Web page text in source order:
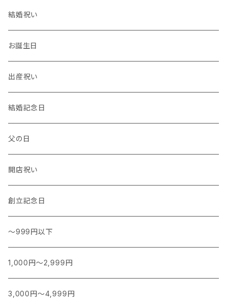
温度計・湿度計
花瓶 / フラワーベース
携帯・スマホアクセサリー
小物
お皿
カトラリー
トレー
キッチンタオル
ブローチ
イヤーカフ
バングル
結婚祝い
お誕生日
出産祝い
結婚記念日
父の日
開店祝い
創立記念日
～999円以下
1,000円～2,999円
3,000円～4,999円